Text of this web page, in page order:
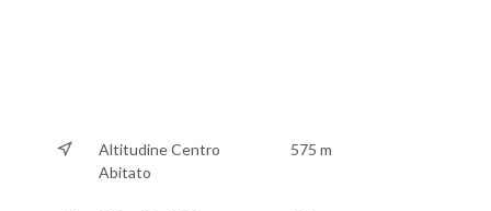
Altitudine Centro
Abitato
575 m